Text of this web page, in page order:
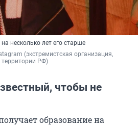
несколько лет его старше
(экстремистская организация,
территории РФ)
чтобы не
образование на